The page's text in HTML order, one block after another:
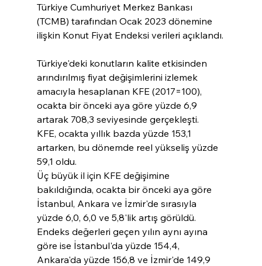
Türkiye Cumhuriyet Merkez Bankası
(TCMB) tarafından Ocak 2023 dönemine
ilişkin Konut Fiyat Endeksi verileri açıklandı.
Türkiye'deki konutların kalite etkisinden
arındırılmış fiyat değişimlerini izlemek
amacıyla hesaplanan KFE (2017=100),
ocakta bir önceki aya göre yüzde 6,9
artarak 708,3 seviyesinde gerçekleşti.
KFE, ocakta yıllık bazda yüzde 153,1
artarken, bu dönemde reel yükseliş yüzde
59,1 oldu.
Üç büyük il için KFE değişimine
bakıldığında, ocakta bir önceki aya göre
İstanbul, Ankara ve İzmir'de sırasıyla
yüzde 6,0, 6,0 ve 5,8'lik artış görüldü.
Endeks değerleri geçen yılın aynı ayına
göre ise İstanbul'da yüzde 154,4,
Ankara'da yüzde 156,8 ve İzmir'de 149,9